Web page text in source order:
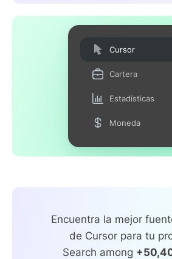
Cursor
Cartera
Estadísticas
Moneda
Encuentra la mejor
de Cursor para tu
Search among